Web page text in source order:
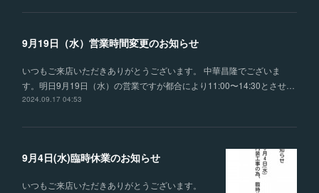
9月19日（水）営業時間変更のお知らせ
いつもご来店いただきありがとうございます。 中華昌隆でございま
す。明日9月19日（水）の営業ですが都合により11:00〜14:30とさせ…
2024.09.17 04:53
9月4日(水)臨時休業のお知らせ
いつもご来店いただきありがとうございます。